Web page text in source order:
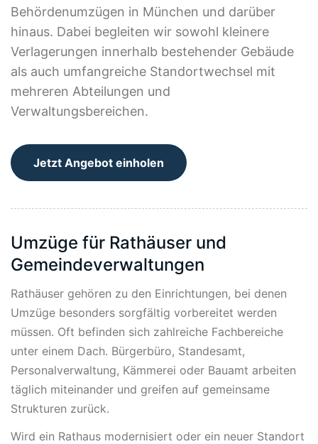
Behördenumzügen in München und darüber
hinaus. Dabei begleiten wir sowohl kleinere
Verlagerungen innerhalb bestehender Gebäude
als auch umfangreiche Standortwechsel mit
mehreren Abteilungen und
Verwaltungsbereichen.
Jetzt Angebot einholen
Umzüge für Rathäuser und
Gemeindeverwaltungen
Rathäuser gehören zu den Einrichtungen, bei denen
Umzüge besonders sorgfältig vorbereitet werden
müssen. Oft befinden sich zahlreiche Fachbereiche
unter einem Dach. Bürgerbüro, Standesamt,
Personalverwaltung, Kämmerei oder Bauamt arbeiten
täglich miteinander und greifen auf gemeinsame
Strukturen zurück.
Wird ein Rathaus modernisiert oder ein neuer Standort